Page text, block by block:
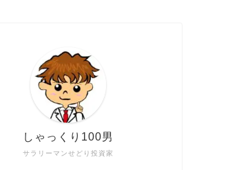
サラリーマンせどり投資家
しゃっくり100男